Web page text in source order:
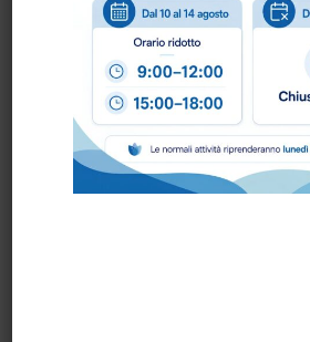
acqua.
Acque medie (15-
L di acqua.
Acque dure (>25°
acqua.